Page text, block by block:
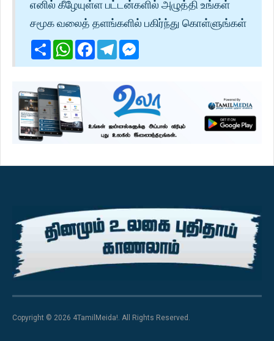
எனில் கீழேயுள்ள பட்டன்களில் அழுத்தி உங்கள்
சமூக வலைத் தளங்களில் பகிர்ந்து கொள்ளுங்கள்
ShareWhatsApp
Facebook
Telegram
Copyright © 2026 4TamilMeida!. All Rights Reserved.